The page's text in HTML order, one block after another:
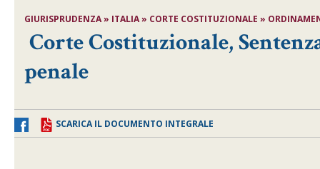
GIURISPRUDENZA » ITALIA » CORTE COSTITUZIONALE »
Corte Costituzionale,
penale
SCARICA IL DOCUMENTO INTEGRALE